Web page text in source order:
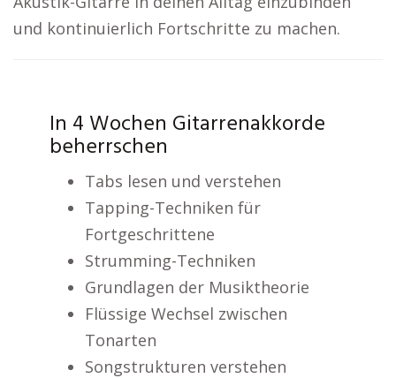
und kontinuierlich Fortschritte zu machen.
In 4 Wochen Gitarrenakkorde
beherrschen
Tabs lesen und verstehen
Tapping-Techniken für
Fortgeschrittene
Strumming-Techniken
Grundlagen der Musiktheorie
Flüssige Wechsel zwischen
Tonarten
Songstrukturen verstehen